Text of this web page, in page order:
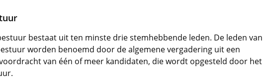
bestaat uit ten minste drie stemhebbende leden. De leden van
worden benoemd door de algemene vergadering uit een
van één of meer kandidaten, die wordt opgesteld door het